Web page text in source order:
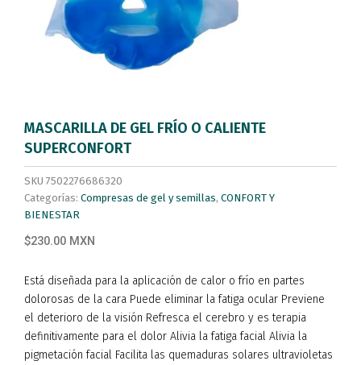
MASCARILLA DE GEL FRÍO O CALIENTE
SUPERCONFORT
SKU 7502276686320
Categorías: Compresas de gel y semillas, CONFORT Y
BIENESTAR
$230.00 MXN
Está diseñada para la aplicación de calor o frío en partes
dolorosas de la cara Puede eliminar la fatiga ocular Previene
el deterioro de la visión Refresca el cerebro y es terapia
definitivamente para el dolor Alivia la fatiga facial Alivia la
pigmetación facial Facilita las quemaduras solares ultravioletas